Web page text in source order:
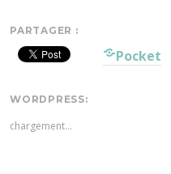
PARTAGER :
Pocket
WORDPRESS:
chargement…